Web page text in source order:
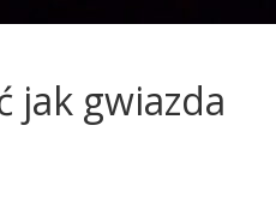
jak gwiazda